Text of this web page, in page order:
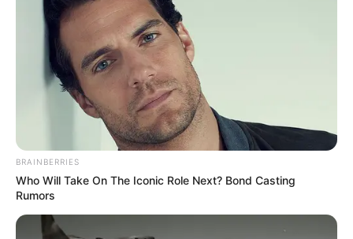
Saúde| Tecnologia |
SHARE THIS Share it Tweet
Pin it
BRAINBERRIES
Who Will Take On The Iconic Role Next? Bond Casting
Rumors